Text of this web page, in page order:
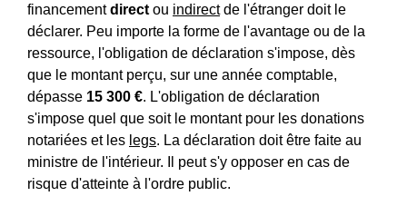
financementdirect ou indirectde l'étranger doit le
déclarer. Peu importe la forme de l'avantage ou de la
ressource, l'obligation de déclaration s'impose, dès
que le montant perçu, sur une année comptable,
dépasse 15 300 €. L'obligation de déclaration
s'impose quel que soit le montant pour les donations
notariées et les legs. La déclaration doit être faite au
ministre de l'intérieur. Il peut s'y opposer en cas de
risque d'atteinte à l'ordre public.